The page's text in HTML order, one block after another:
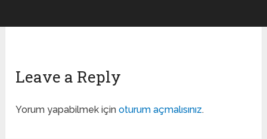
Leave a Reply
Yorum yapabilmek içinoturum açmalısınız.